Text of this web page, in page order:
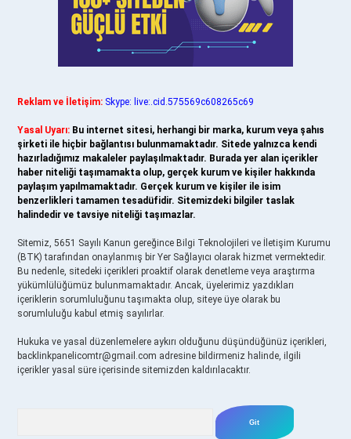
Reklam ve İletişim: Skype: live:.cid.575569c608265c69
Yasal Uyarı: Bu internet sitesi, herhangi bir marka, kurum veya şahıs
şirketi ile hiçbir bağlantısı bulunmamaktadır. Sitede yalnızca kendi
hazırladığımız makaleler paylaşılmaktadır. Burada yer alan içerikler
haber niteliği taşımamakta olup, gerçek kurum ve kişiler hakkında
paylaşım yapılmamaktadır. Gerçek kurum ve kişiler ile isim
benzerlikleri tamamen tesadüfidir. Sitemizdeki bilgiler taslak
halindedir ve tavsiye niteliği taşımazlar.
Sitemiz, 5651 Sayılı Kanun gereğince Bilgi Teknolojileri ve İletişim Kurumu
(BTK) tarafından onaylanmış bir Yer Sağlayıcı olarak hizmet vermektedir.
Bu nedenle, sitedeki içerikleri proaktif olarak denetleme veya araştırma
yükümlülüğümüz bulunmamaktadır. Ancak, üyelerimiz yazdıkları
içeriklerin sorumluluğunu taşımakta olup, siteye üye olarak bu
sorumluluğu kabul etmiş sayılırlar.
Hukuka ve yasal düzenlemelere aykırı olduğunu düşündüğünüz içerikleri,
backlinkpanelicomtr@gmail.com adresine bildirmeniz halinde, ilgili
içerikler yasal süre içerisinde sitemizden kaldırılacaktır.